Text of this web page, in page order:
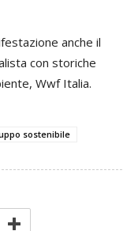
anche il
con storiche
Wwf Italia.
sostenibile